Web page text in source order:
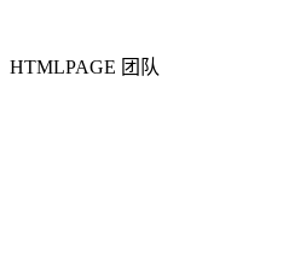
HTMLPAGE 团队